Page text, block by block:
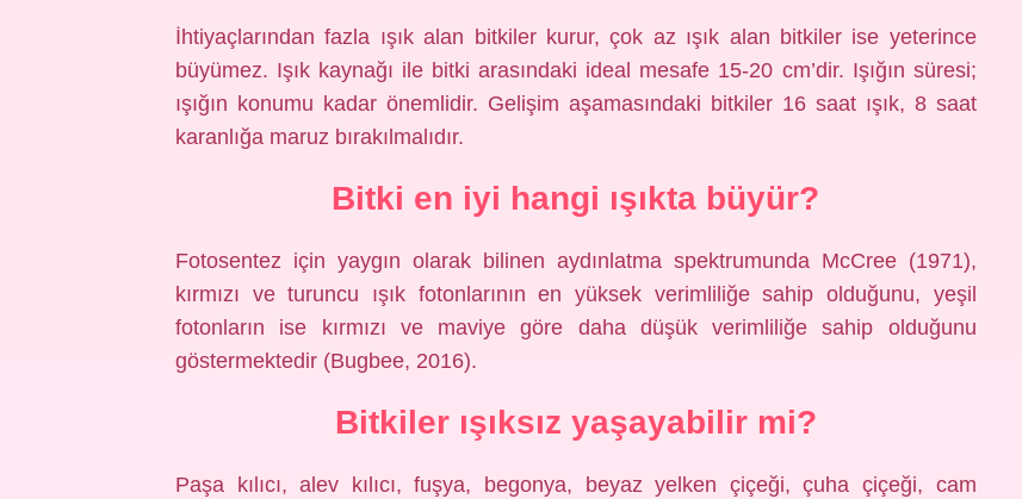
İhtiyaçlarından fazla ışık alan bitkiler kurur, çok az ışık alan bitkiler ise yeterince
büyümez. Işık kaynağı ile bitki arasındaki ideal mesafe 15-20 cm’dir. Işığın süresi;
ışığın konumu kadar önemlidir. Gelişim aşamasındaki bitkiler 16 saat ışık, 8 saat
karanlığa maruz bırakılmalıdır.
Bitki en iyi hangi ışıkta büyür?
Fotosentez için yaygın olarak bilinen aydınlatma spektrumunda McCree (1971),
kırmızı ve turuncu ışık fotonlarının en yüksek verimliliğe sahip olduğunu, yeşil
fotonların ise kırmızı ve maviye göre daha düşük verimliliğe sahip olduğunu
göstermektedir (Bugbee, 2016).
Bitkiler ışıksız yaşayabilir mi?
Paşa kılıcı, alev kılıcı, fuşya, begonya, beyaz yelken çiçeği, çuha çiçeği, cam